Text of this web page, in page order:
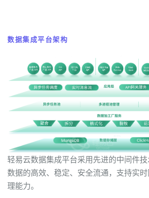
数据集成平台架构
轻易云数据集成平台采用先进的中间件
数据的高效、稳定、安全流通，支持实
理能力。